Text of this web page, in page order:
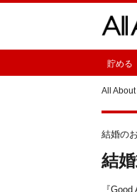
貯める
All About
結婚の
結
『